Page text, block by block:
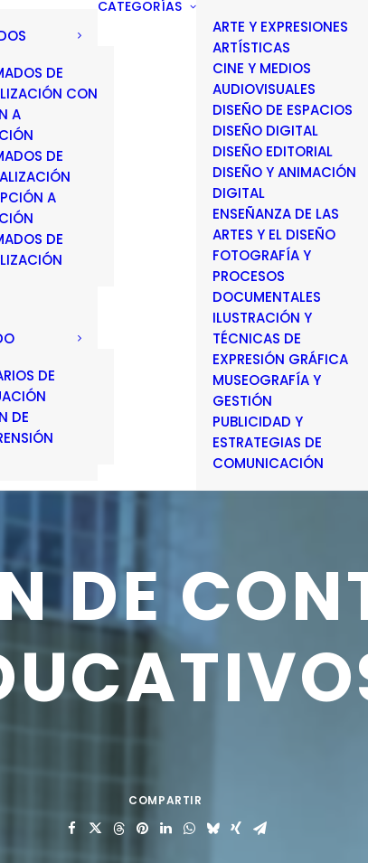
DE
CON
A
DE
A
DE
DE
DE
CATEGORÍAS
ARTE Y EXPRESIONES
ARTÍSTICAS
CINE Y MEDIOS
AUDIOVISUALES
DISEÑO DE ESPACIOS
DISEÑO DIGITAL
DISEÑO EDITORIAL
DISEÑO Y ANIMACIÓN
DIGITAL
ENSEÑANZA DE LAS
ARTES Y EL DISEÑO
FOTOGRAFÍA Y
PROCESOS
DOCUMENTALES
ILUSTRACIÓN Y
TÉCNICAS DE
EXPRESIÓN GRÁFICA
MUSEOGRAFÍA Y
GESTIÓN
PUBLICIDAD Y
ESTRATEGIAS DE
COMUNICACIÓN
DE
COMPARTIR